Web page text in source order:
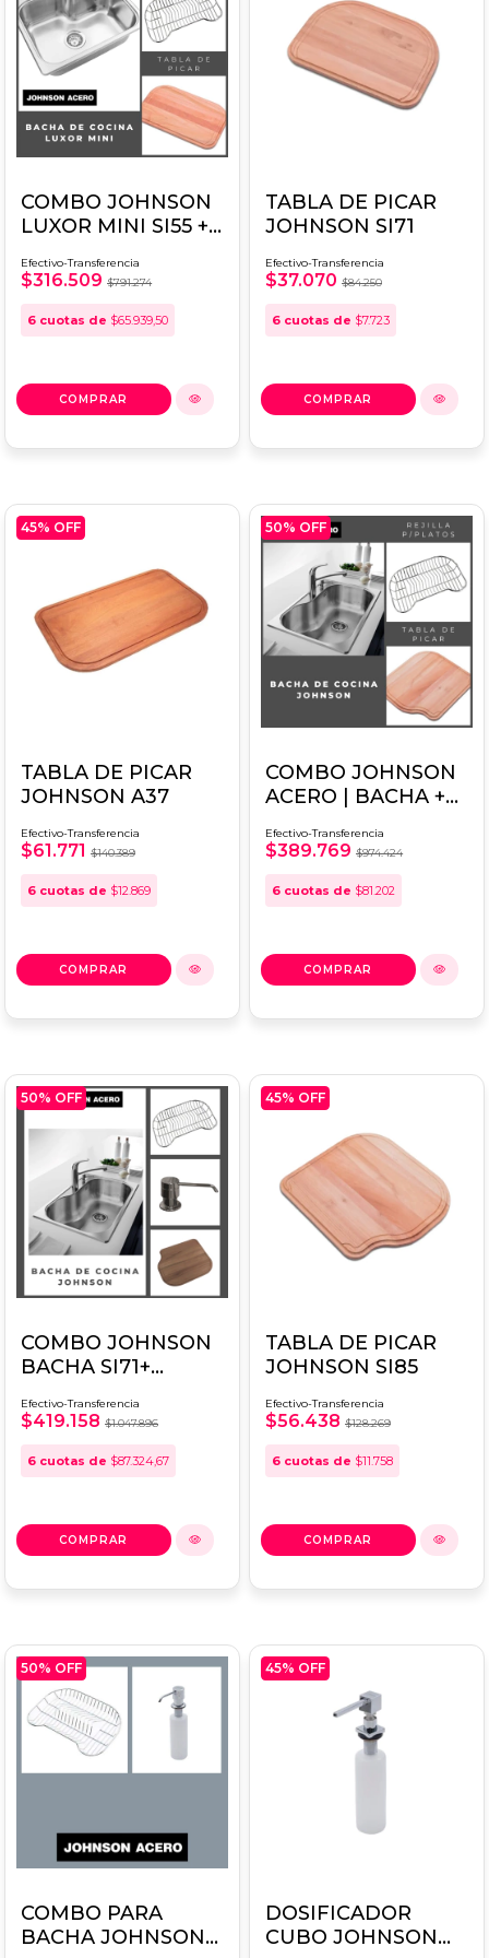
COMBO JOHNSON
LUXOR MINI SI55 +
SECAPLATOS +
TABLA DE PICAR
Efectivo-Transferencia
$316.509 $791.274
6 cuotas de $65.939,50
TABLA DE PICAR
JOHNSON SI71
Efectivo-Transferencia
$37.070 $84.250
6 cuotas de $7.723
45% OFF
TABLA DE PICAR
JOHNSON A37
Efectivo-Transferencia
$61.771 $140.389
6 cuotas de $12.869
50% OFF
COMBO JOHNSON
ACERO | BACHA +
REJILLA 2 JO-
APITALC
Efectivo-Transferencia
$389.769 $974.424
6 cuotas de $81.202
50% OFF
COMBO JOHNSON
BACHA SI71+
REJILLA + TABLA
Efectivo-Transferencia
$419.158 $1.047.896
6 cuotas de $87.324,67
45% OFF
TABLA DE PICAR
JOHNSON SI85
Efectivo-Transferencia
$56.438 $128.269
6 cuotas de $11.758
50% OFF
COMBO PARA
BACHA JOHNSON
45% OFF
DOSIFICADOR
CUBO JOHNSON